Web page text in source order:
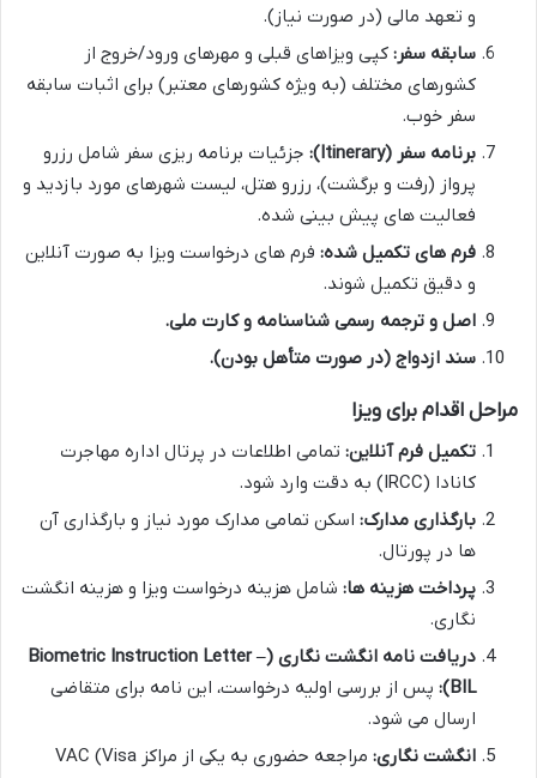
و تعهد مالی (در صورت نیاز).
سابقه سفر: کپی ویزاهای قبلی و مهرهای ورود/خروج از
کشورهای مختلف (به ویژه کشورهای معتبر) برای اثبات سابقه
سفر خوب.
برنامه سفر (Itinerary):
جزئیات برنامه ریزی سفر شامل رزرو
پرواز (رفت و برگشت)، رزرو هتل، لیست شهرهای مورد بازدید و
فعالیت های پیش بینی شده.
فرم های تکمیل شده: فرم های درخواست ویزا به صورت آنلاین
و دقیق تکمیل شوند.
اصل و ترجمه رسمی شناسنامه و کارت ملی.
سند ازدواج (در صورت متأهل بودن).
مراحل اقدام برای ویزا
تکمیل فرم آنلاین: تمامی اطلاعات در پرتال اداره مهاجرت
کانادا (IRCC) به دقت وارد شود.
بارگذاری مدارک: اسکن تمامی مدارک مورد نیاز و بارگذاری آن
ها در پورتال.
پرداخت هزینه ها: شامل هزینه درخواست ویزا و هزینه انگشت
نگاری.
دریافت نامه انگشت نگاری (Biometric Instruction Letter –
BIL):
پس از بررسی اولیه درخواست، این نامه برای متقاضی
ارسال می شود.
انگشت نگاری:
مراجعه حضوری به یکی از مراکز VAC (Visa